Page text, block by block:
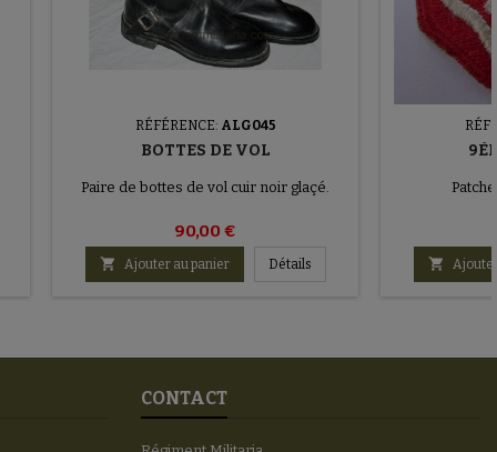
RÉFÉRENCE: ALG045
BOTTES DE VOL
Paire de bottes de vol cuir noir glaçé.
90,00 €
 Ajouter au panier Détails 
CONTACT